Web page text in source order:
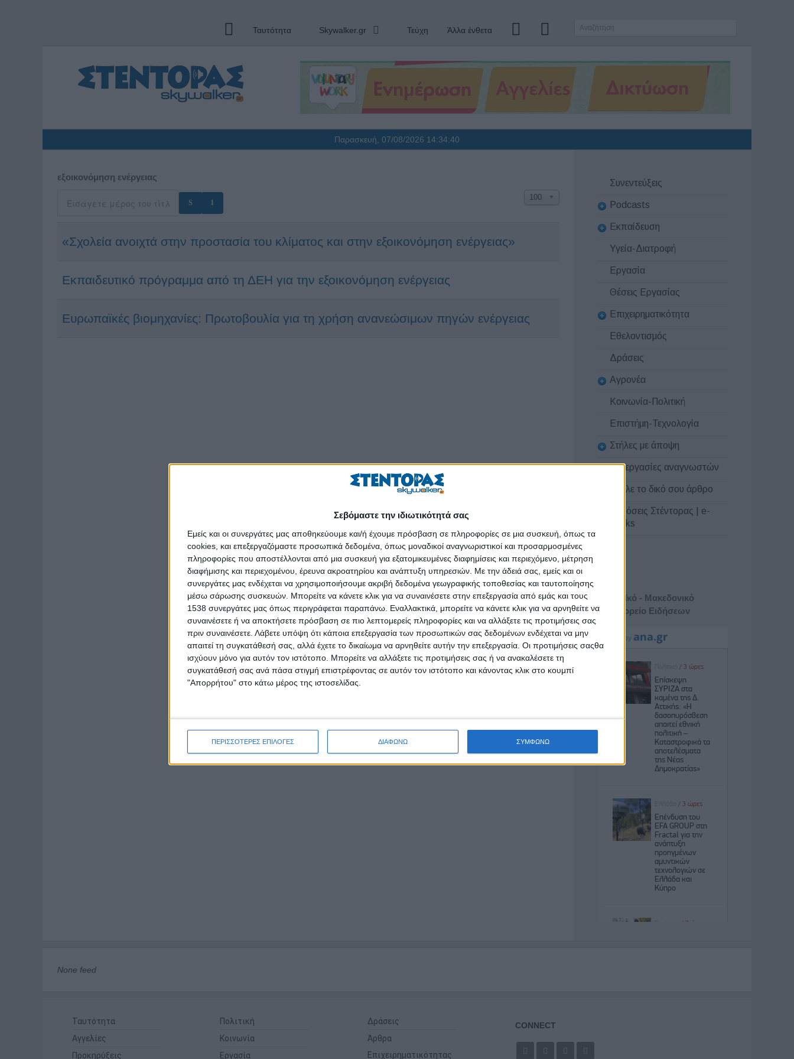
Σεβόμαστε την ιδιωτικότητά σας
Εμείς και οι συνεργάτες μας αποθηκεύουμε και/ή έχουμε πρόσβαση σε πληροφορίες σε μια συσκευή, όπως τα
cookies, και επεξεργαζόμαστε προσωπικά δεδομένα, όπως μοναδικοί αναγνωριστικοί και προσαρμοσμένες
πληροφορίες που αποστέλλονται από μια συσκευή για εξατομικευμένες διαφημίσεις και περιεχόμενο, μέτρηση
διαφήμισης και περιεχομένου, έρευνα ακροατηρίου και ανάπτυξη υπηρεσιών. Με την άδειά σας, εμείς και οι
συνεργάτες μας ενδέχεται να χρησιμοποιήσουμε ακριβή δεδομένα γεωγραφικής τοποθεσίας και ταυτοποίησης
μέσω σάρωσης συσκευών. Μπορείτε να κάνετε κλικ για να συναινέσετε στην επεξεργασία από εμάς και τους
1538 συνεργάτες μας όπως περιγράφεται παραπάνω. Εναλλακτικά, μπορείτε να κάνετε κλικ για να αρνηθείτε να
συναινέσετε ή να αποκτήσετε πρόσβαση σε πιο λεπτομερείς πληροφορίες και να αλλάξετε τις προτιμήσεις σας
πριν συναινέσετε. Λάβετε υπόψη ότι κάποια επεξεργασία των προσωπικών σας δεδομένων ενδέχεται να μην
απαιτεί τη συγκατάθεσή σας, αλλά έχετε το δικαίωμα να αρνηθείτε αυτήν την επεξεργασία. Οι προτιμήσεις σαςθα
ισχύουν μόνο για αυτόν τον ιστότοπο. Μπορείτε να αλλάξετε τις προτιμήσεις σας ή να ανακαλέσετε τη
συγκατάθεσή σας ανά πάσα στιγμή επιστρέφοντας σε αυτόν τον ιστότοπο και κάνοντας κλικ στο κουμπί
"Απορρήτου" στο κάτω μέρος της ιστοσελίδας.
ΠΕΡΙΣΣΟΤΕΡΕΣ ΕΠΙΛΟΓΕΣ ΔΙΑΦΩΝΩ ΣΥΜΦΩΝΩ
Ταυτότητα Skywalker.gr Τεύχη Άλλα ένθετα
Παρασκευή, 07/08/2026 14:34:40
εξοικονόμηση ενέργειας
100
«Σχολεία ανοιχτά στην προστασία του κλίματος και στην εξοικονόμηση ενέργειας»
Εκπαιδευτικό πρόγραμμα από τη ΔΕΗ για την εξοικονόμηση ενέργειας
Ευρωπαϊκές βιομηχανίες: Πρωτοβουλία για τη χρήση ανανεώσιμων πηγών ενέργειας
Συνεντεύξεις
Podcasts
Εκπαίδευση
Υγεία-Διατροφή
Εργασία
Θέσεις Εργασίας
Επιχειρηματικότητα
Εθελοντισμός
Δράσεις
Αγρονέα
Κοινωνία-Πολιτική
Επιστήμη-Τεχνολογία
Στήλες με άποψη
Συνεργασίες αναγνωστών
Στείλε το δικό σου άρθρο
Εκδόσεις Στέντορας | e-
books
Αθηναϊκό - Μακεδονικό
Πρακτορείο Ειδήσεων
None feed
Ταυτότητα
Αγγελίες
Προκηρύξεις
Πολιτική
Κοινωνία
Εργασία
Δράσεις
Άρθρα
Επιχειρηματικότητας
CONNECT